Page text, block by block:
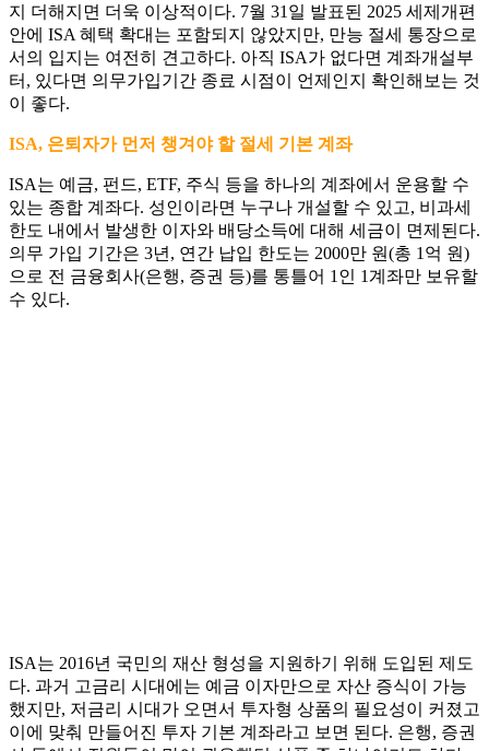
지 더해지면 더욱 이상적이다. 7월 31일 발표된 2025 세제개편
안에 ISA 혜택 확대는 포함되지 않았지만, 만능 절세 통장으로
서의 입지는 여전히 견고하다. 아직 ISA가 없다면 계좌개설부
터, 있다면 의무가입기간 종료 시점이 언제인지 확인해보는 것
이 좋다.
ISA, 은퇴자가 먼저 챙겨야 할 절세 기본 계좌
ISA는 예금, 펀드, ETF, 주식 등을 하나의 계좌에서 운용할 수
있는 종합 계좌다. 성인이라면 누구나 개설할 수 있고, 비과세
한도 내에서 발생한 이자와 배당소득에 대해 세금이 면제된다.
의무 가입 기간은 3년, 연간 납입 한도는 2000만 원(총 1억 원)
으로 전 금융회사(은행, 증권 등)를 통틀어 1인 1계좌만 보유할
수 있다.
ISA는 2016년 국민의 재산 형성을 지원하기 위해 도입된 제도
다. 과거 고금리 시대에는 예금 이자만으로 자산 증식이 가능
했지만, 저금리 시대가 오면서 투자형 상품의 필요성이 커졌고
이에 맞춰 만들어진 투자 기본 계좌라고 보면 된다. 은행, 증권